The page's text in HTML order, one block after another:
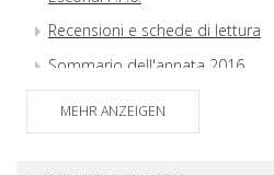
Recensioni e schede di lettura
Sommario dell'annata 2016
MEHR ANZEIGEN